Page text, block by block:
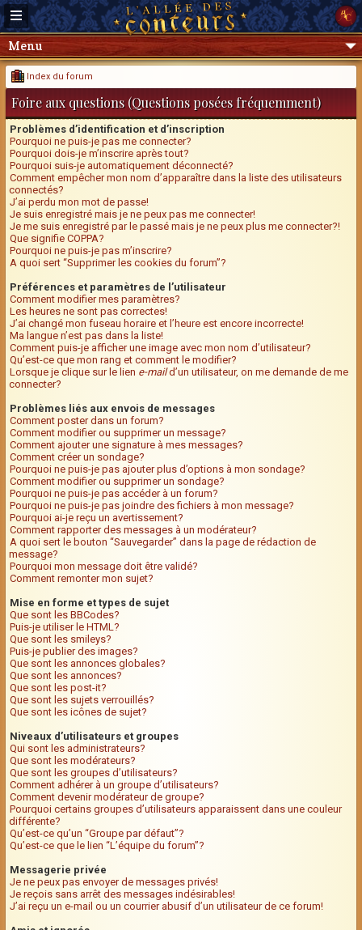
Menu
Index du forum
Foire aux questions (Questions posées fréquemment)
Problèmes d’identification et d’inscription
Pourquoi ne puis-je pas me connecter?
Pourquoi dois-je m’inscrire après tout?
Pourquoi suis-je automatiquement déconnecté?
Comment empêcher mon nom d’apparaître dans la liste des utilisateurs
connectés?
J’ai perdu mon mot de passe!
Je suis enregistré mais je ne peux pas me connecter!
Je me suis enregistré par le passé mais je ne peux plus me connecter?!
Que signifie COPPA?
Pourquoi ne puis-je pas m’inscrire?
A quoi sert “Supprimer les cookies du forum”?
Préférences et paramètres de l’utilisateur
Comment modifier mes paramètres?
Les heures ne sont pas correctes!
J’ai changé mon fuseau horaire et l’heure est encore incorrecte!
Ma langue n’est pas dans la liste!
Comment puis-je afficher une image avec mon nom d’utilisateur?
Qu’est-ce que mon rang et comment le modifier?
Lorsque je clique sur le lien e-maild’un utilisateur, on me demande de me
connecter?
Problèmes liés aux envois de messages
Comment poster dans un forum?
Comment modifier ou supprimer un message?
Comment ajouter une signature à mes messages?
Comment créer un sondage?
Pourquoi ne puis-je pas ajouter plus d’options à mon sondage?
Comment modifier ou supprimer un sondage?
Pourquoi ne puis-je pas accéder à un forum?
Pourquoi ne puis-je pas joindre des fichiers à mon message?
Pourquoi ai-je reçu un avertissement?
Comment rapporter des messages à un modérateur?
A quoi sert le bouton “Sauvegarder” dans la page de rédaction de
message?
Pourquoi mon message doit être validé?
Comment remonter mon sujet?
Mise en forme et types de sujet
Que sont les BBCodes?
Puis-je utiliser le HTML?
Que sont les smileys?
Puis-je publier des images?
Que sont les annonces globales?
Que sont les annonces?
Que sont les post-it?
Que sont les sujets verrouillés?
Que sont les icônes de sujet?
Niveaux d’utilisateurs et groupes
Qui sont les administrateurs?
Que sont les modérateurs?
Que sont les groupes d’utilisateurs?
Comment adhérer à un groupe d’utilisateurs?
Comment devenir modérateur de groupe?
Pourquoi certains groupes d’utilisateurs apparaissent dans une couleur
différente?
Qu’est-ce qu’un “Groupe par défaut”?
Qu’est-ce que le lien “L’équipe du forum”?
Messagerie privée
Je ne peux pas envoyer de messages privés!
Je reçois sans arrêt des messages indésirables!
J’ai reçu un e-mail ou un courrier abusif d’un utilisateur de ce forum!